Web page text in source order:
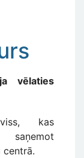
vēlaties
kas
saņemot
centrā.